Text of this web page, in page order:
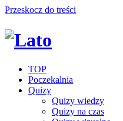
Przeskocz do treści
TOP
Poczekalnia
Quizy
Quizy wiedzy
Quizy na czas